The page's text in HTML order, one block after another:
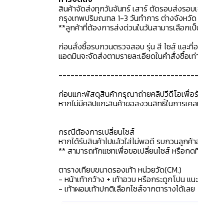
สินค้าจัดส่งทุกวันจันทร์ เสาร์ ตัดรอบส่งรอบ
กรุงเทพปริมณฑล 1-3 วันทำการ ต่างจังหวั
**ลูกค้าที่ต้องการส่งด่วนในวันสามารเลือกเ
ก่อนสั่งซื้อรบกวนตรวจสอบ รุ่น สี ไซส์ และ
แอดมินจะจัดส่งตามรายละเอียดในคำสั่งซื้อ
ก่อนแกะพัสดุสินค้ากรุณาถ่ายคลิปวีดีโอเพื่อ
หากไม่มีคลิปแกะสินค้าขอสงวนสิทธิ์ในการเค
กรณีต้องการเปลี่ยนไซส์
หากได้รับสินค้าไปแล้วใส่ไม่พอดี รบกวนลูกค้
** สามารถทักแชทเพื่อขอเปลี่ยนไซส์ หรือกด
ตารางเทียบขนาดรองเท้า หน่วยวัด(CM.)
- หน้าเท้ากว้าง + เท้าอวบ หรือกระดูกโปน แน
- เท้าผอมเท้าปกติเลือกไซส์จากตารางได้เลย